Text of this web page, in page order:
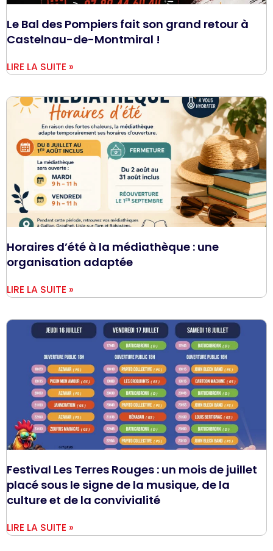
Le Bal des Pompiers fait son grand retour à
Castelnau-de-Montmiral !
LIRE LA SUITE »
Horaires d’été à la médiathèque : une
organisation adaptée
LIRE LA SUITE »
Festival Les Terres Rouges : un mois de juillet
placé sous le signe de la musique, de la
culture et de la convivialité
LIRE LA SUITE »